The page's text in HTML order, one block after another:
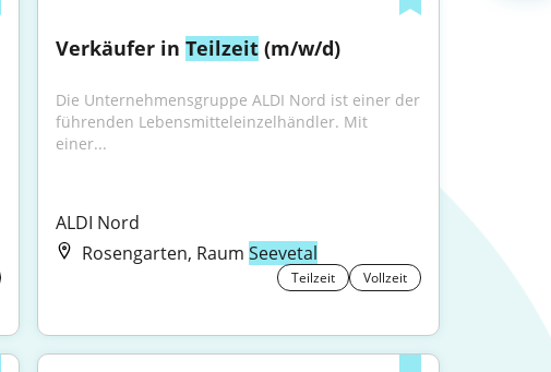
Verkäufer in Teilzeit (m/w/d)
Die Unternehmensgruppe ALDI Nord ist einer der
führenden Lebensmitteleinzelhändler. Mit
einer...
ALDI Nord
Rosengarten, Raum Seevetal
Teilzeit Vollzeit